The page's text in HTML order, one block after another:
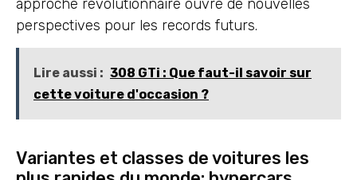
approche révolutionnaire ouvre de nouvelles
perspectives pour les records futurs.
Lire aussi : 308 GTi : Que faut-il savoir sur
cette voiture d'occasion ?
Variantes et classes de voitures les